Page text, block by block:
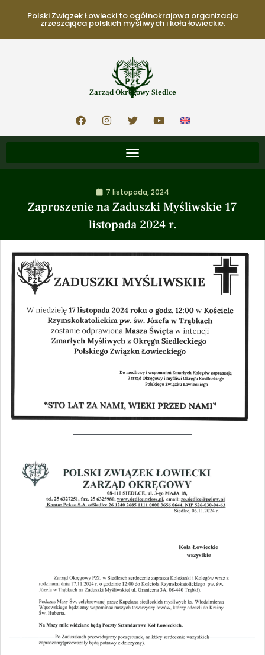
Polski Związek Łowiecki to ogólnokrajowa organizacja
zrzeszająca polskich myśliwych i koła łowieckie.
Zarząd Okręgowy Siedlce
Zaproszenie na Zaduszki Myśliwskie 17
listopada 2024 r.
7 listopada, 2024